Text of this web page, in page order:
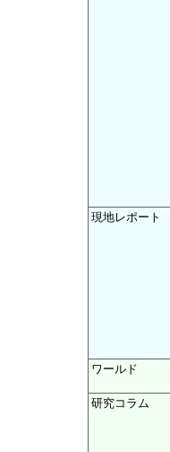
現地レポート
ワールド
研究コラム